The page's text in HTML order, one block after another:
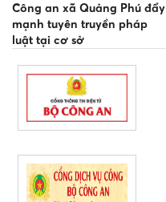
Công an xã Quảng Phú đẩy
mạnh tuyên truyền pháp
luật tại cơ sở